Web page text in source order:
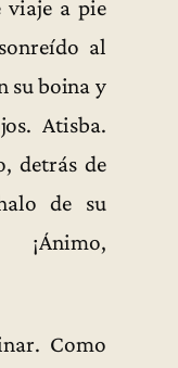
viaje a pie
al
su boina y
Atisba.
detrás de
de su
¡Ánimo,
Como